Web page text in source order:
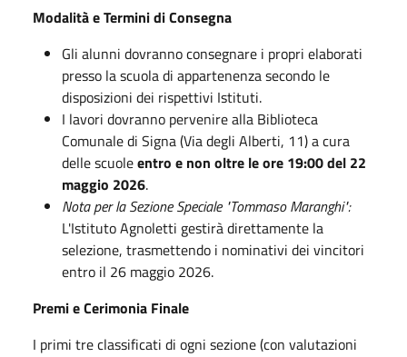
Modalità e Termini di Consegna
Gli alunni dovranno consegnare i propri elaborati
presso la scuola di appartenenza secondo le
disposizioni dei rispettivi Istituti.
I lavori dovranno pervenire alla Biblioteca
Comunale di Signa (Via degli Alberti, 11) a cura
delle scuoleentro e non oltre le ore 19:00 del 22
maggio 2026.
Nota per la Sezione Speciale "Tommaso Maranghi":
L'Istituto Agnoletti gestirà direttamente la
selezione, trasmettendo i nominativi dei vincitori
entro il 26 maggio 2026.
Premi e Cerimonia Finale
I primi tre classificati di ogni sezione (con valutazioni